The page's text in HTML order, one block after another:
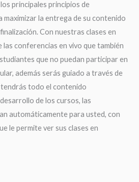
principales principios de
maximizar la entrega de su contenido
Con nuestras clases en
conferencias en vivo que también
que no puedan participar en
además serás guiado a través de
todo el contenido
de los cursos, las
automáticamente para usted, con
le permite ver sus clases en